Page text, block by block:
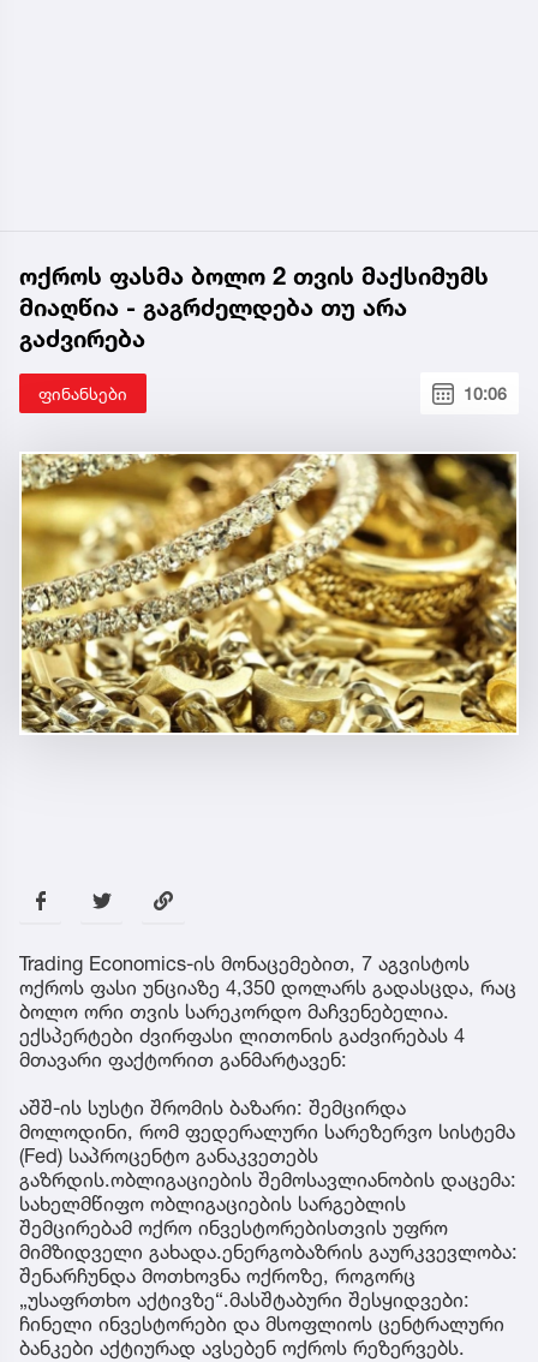
ოქროს ფასმა ბოლო 2 თვის მაქსიმუმს
მიაღწია - გაგრძელდება თუ არა
გაძვირება
ფინანსები 10:06
Trading Economics-ის მონაცემებით, 7 აგვისტოს
ოქროს ფასი უნციაზე 4,350 დოლარს გადასცდა, რაც
ბოლო ორი თვის სარეკორდო მაჩვენებელია.
ექსპერტები ძვირფასი ლითონის გაძვირებას 4
მთავარი ფაქტორით განმარტავენ:
აშშ-ის სუსტი შრომის ბაზარი: შემცირდა
მოლოდინი, რომ ფედერალური სარეზერვო სისტემა
(Fed) საპროცენტო განაკვეთებს
გაზრდის.ობლიგაციების შემოსავლიანობის დაცემა:
სახელმწიფო ობლიგაციების სარგებლის
შემცირებამ ოქრო ინვესტორებისთვის უფრო
მიმზიდველი გახადა.ენერგობაზრის გაურკვევლობა:
შენარჩუნდა მოთხოვნა ოქროზე, როგორც
„უსაფრთხო აქტივზე“.მასშტაბური შესყიდვები:
ჩინელი ინვესტორები და მსოფლიოს ცენტრალური
ბანკები აქტიურად ავსებენ ოქროს რეზერვებს.